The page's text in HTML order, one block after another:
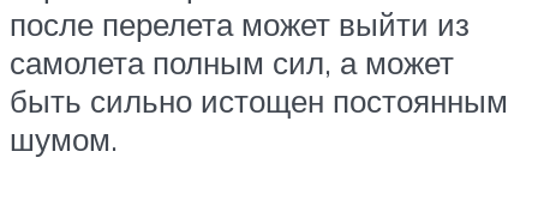
после перелета может выйти из
самолета полным сил, а может
быть сильно истощен постоянным
шумом.